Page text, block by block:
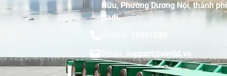
Hữu, Phường Dương Nội, thành
Nam
Email: support@vimid.vn